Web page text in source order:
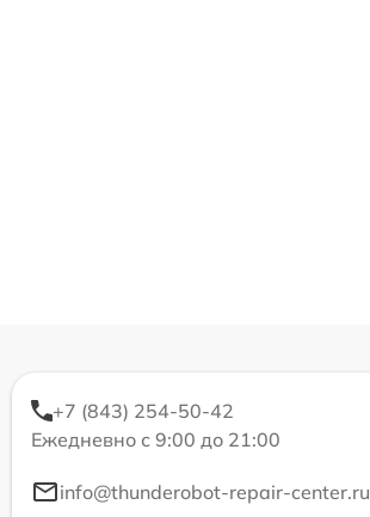
+7 (843) 254-50-42
Ежедневно с 9:00 до 21:00
info@thunderobot-repair-center.ru